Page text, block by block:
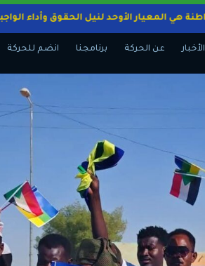
المواطنة هي المعيار الأوحد لنيل الحقوق
الأخبار عن الحركة برنامجنا انضم للحركة